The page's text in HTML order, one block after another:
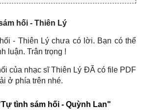
hối - Thiên Lý
- Thiên Lý chưa có lời. Bạn có thể
luận. Trân trọng !
của nhạc sĩ Thiên Lý ĐÃ có file PDF
ở phía trên nhé.
tình sám hối - Quỳnh Lan"